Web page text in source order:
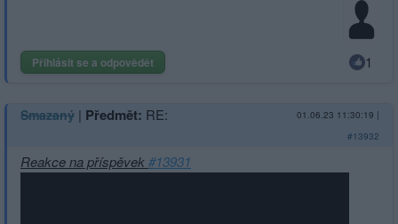
Přihlásit se a odpovědět 1
Smazaný | Předmět: RE: 01.06.23 11:30:19 |
#13932
Reakce na příspěvek#13931